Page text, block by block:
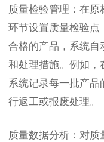
质量检验管理：在
环节设置质量检验点
合格的产品，系统自
和处理措施。例如，
系统记录每一批产
行返工或报废处理。
质量数据分析：对